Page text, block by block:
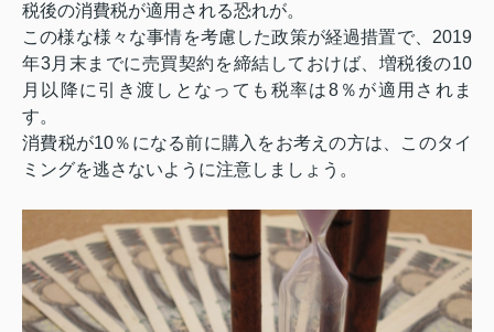
税後の消費税が適用される恐れが。
この様な様々な事情を考慮した政策が経過措置で、 2019
年3月末までに売買契約を締結しておけば、増税後の10
月以降に引き渡しとなっても税率は8％が適用されま
す。
消費税が10％になる前に購入をお考えの方は、このタイ
ミングを逃さないように注意しましょう。